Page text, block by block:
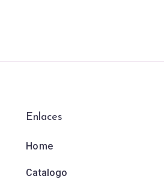
Enlaces
Home
Catalogo